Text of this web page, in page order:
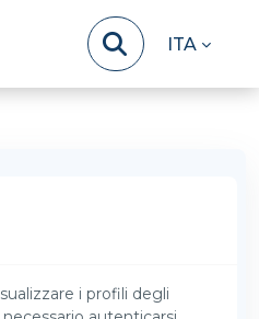
ITA
i profili degli